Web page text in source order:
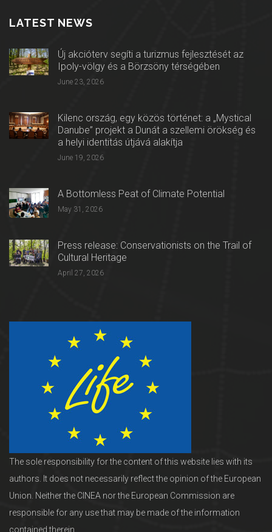
LATEST NEWS
Új akcióterv segíti a turizmus fejlesztését az
Ipoly-völgy és a Börzsöny térségében
June 23, 2026
Kilenc ország, egy közös történet: a „Mystical
Danube” projekt a Dunát a szellemi örökség és
a helyi identitás útjává alakítja
June 19, 2026
A Bottomless Peat of Climate Potential
May 31, 2026
Press release: Conservationists on the Trail of
Cultural Heritage
April 27, 2026
The sole responsibility for the content of this website lies with its
authors. It does not necessarily reflect the opinion of the European
Union. Neither the CINEA nor the European Commission are
responsible for any use that may be made of the information
contained therein.